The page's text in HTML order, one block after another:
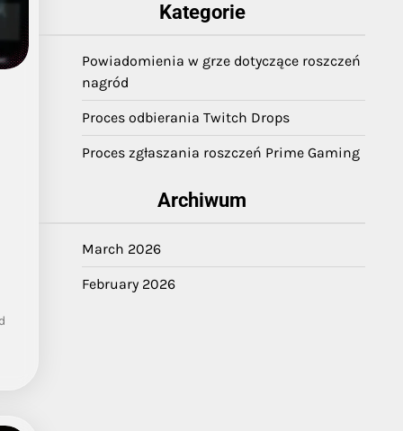
Kategorie
Powiadomienia w grze dotyczące roszczeń
nagród
Proces odbierania Twitch Drops
Proces zgłaszania roszczeń Prime Gaming
Archiwum
March 2026
February 2026